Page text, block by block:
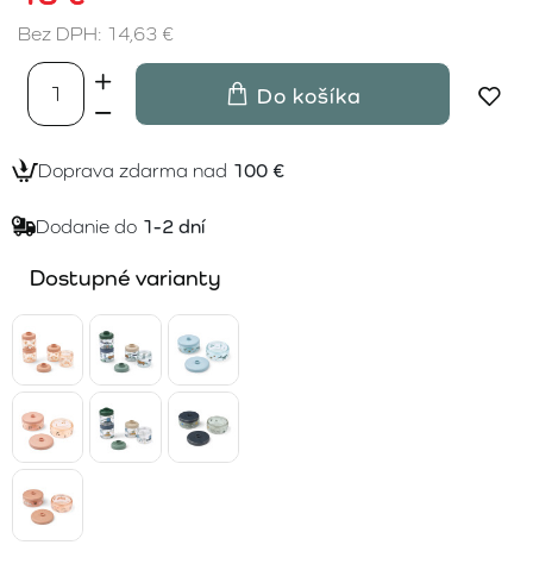
Bez DPH: 14,63 €
Do košíka
Doprava zdarma nad 100 €
Dodanie do 1-2 dní
Dostupné varianty